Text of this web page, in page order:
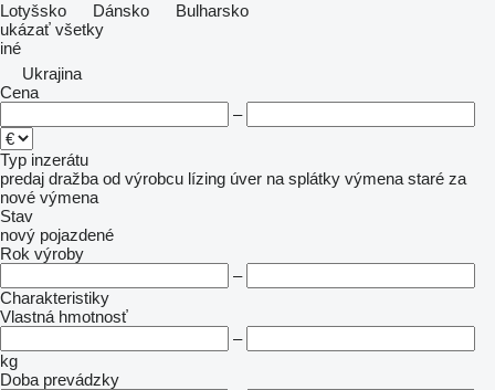
Lotyšsko
Dánsko
Bulharsko
ukázať všetky
iné
Ukrajina
Cena
–
Typ inzerátu
predaj dražba od výrobcu lízing úver na splátky výmena staré za
nové výmena
Stav
nový pojazdené
Rok výroby
–
Charakteristiky
Vlastná hmotnosť
–
kg
Doba prevádzky